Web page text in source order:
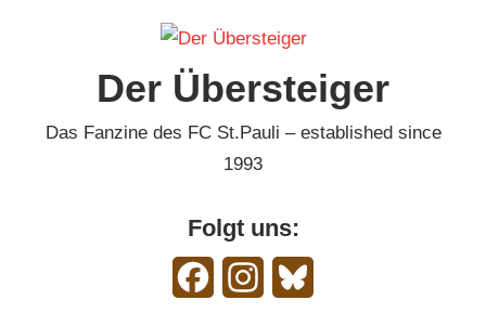
Der Übersteiger
Das Fanzine des FC St.Pauli – established since
1993
Folgt uns:
FacebookInstagram